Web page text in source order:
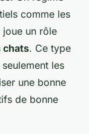
comme les
un rôle
chats. Ce type
les
une bonne
de bonne